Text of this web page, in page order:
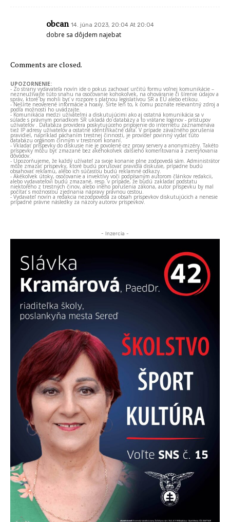
obcan 14. júna 2023, 20:04 At 20:04
dobre sa dôjdem najebat
Comments are closed.
UPOZORNENIE:
- Zo strany vydavateľa novín ide o pokus zachovať určitú formu voľnej komunikácie –
nezneužívajte túto snahu na osočovanie kohokoľvek, na ohováranie či šírenie údajov a
správ, ktoré by mohli byť v rozpore s platnou legislatívou SR a EÚ alebo etikou.
- Nešírte neoverené informácie a hoaxy. Šírte len to, k čomu poznáte relevantný zdroj a
podľa možnosti ho uvádzajte.
- Komunikácia medzi užívateľmi a diskutujúcimi ako aj ostatná komunikácia sa v
súlade s právnym poriadkom SR ukladá do databázy a to vrátane loginov - prístupov
užívateľov . Databáza providera poskytujúceho pripojenie do internetu zaznamenáva
tiež IP adresy užívateľov a ostatné identifikačné dáta. V prípade závažného porušenia
pravidiel, napríklad páchaním trestnej činnosti, je provider povinný vydať túto
databázu orgánom činným v trestnom konaní.
- Vkladať príspevky do diskusie nie je povolené cez proxy servery a anonymizéry. Takéto
príspevky môžu byť zmazané bez akéhokoľvek ďalšieho komentovania a zverejňovania
dôvodov.
- Upozorňujeme, že každý užívateľ za svoje konanie plne zodpovedá sám. Administrátor
môže zmazať príspevky, ktoré budú porušovať pravidlá diskusie, prípadne budú
obsahovať reklamu, alebo ich súčasťou budú reklamné odkazy.
- Akékoľvek útoky, osočovanie a invektívy voči podpísaným autorom článkov redakcii,
alebo vydavateľovi budú zmazané, resp. v prípade, že budú zakladať podstatu
niektorého z trestných činov, alebo iného porušenia zákona, autor príspevku by mal
počítať s možnosťou zjednania nápravy právnou cestou.
- Vydavateľ novín a redakcia nezodpovedá za obsah príspevkov diskutujúcich a nenesie
prípadné právne následky za názory autorov príspevkov.
- Inzercia -